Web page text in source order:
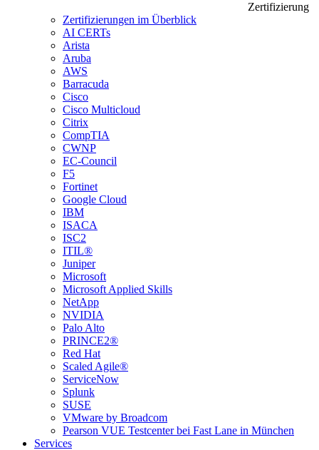
Zertifizierung
Zertifizierungen im Überblick
AI CERTs
Arista
Aruba
AWS
Barracuda
Cisco
Cisco Multicloud
Citrix
CompTIA
CWNP
EC-Council
F5
Fortinet
Google Cloud
IBM
ISACA
ISC2
ITIL®
Juniper
Microsoft
Microsoft Applied Skills
NetApp
NVIDIA
Palo Alto
PRINCE2®
Red Hat
Scaled Agile®
ServiceNow
Splunk
SUSE
VMware by Broadcom
Pearson VUE Testcenter bei Fast Lane in München
Services